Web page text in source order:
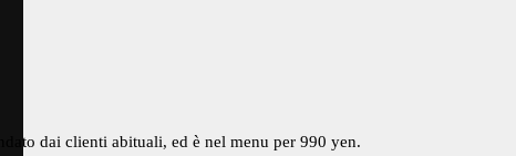
dai clienti abituali, ed è nel menu per 990 yen.